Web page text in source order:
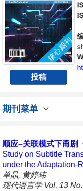
投稿
期刊菜单
顺应–关联模式下甬剧
Study on Subtitle
under the Adaptation-
单晶, 黄婷玮
现代语言学 Vol. 13